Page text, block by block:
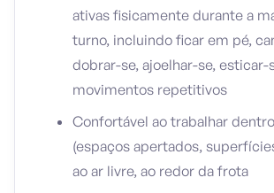
ativas fisicamente durante a
turno, incluindo ficar em pé,
dobrar-se, ajoelhar-se, esticar-
movimentos repetitivos
Confortável ao trabalhar
(espaços apertados,
ao ar livre, ao redor da frota